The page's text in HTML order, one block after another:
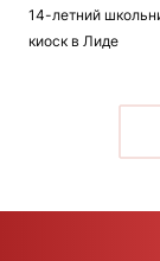
14-летний
киоск в Лиде